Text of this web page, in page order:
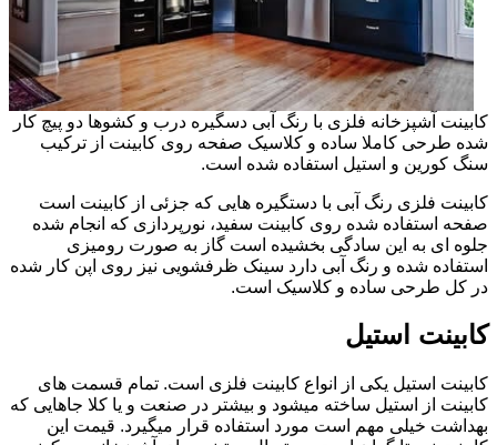
کابینت آشپزخانه فلزی با رنگ آبی دسگیره درب و کشوها دو پیچ کار
شده طرحی کاملا ساده و کلاسیک صفحه روی کابینت از ترکیب
سنگ کورین و استیل استفاده شده است.
کابینت فلزی رنگ آبی با دستگیره هایی که جزئی از کابینت است
صفحه استفاده شده روی کابینت سفید، نورپردازی که انجام شده
جلوه ای به این سادگی بخشیده است گاز به صورت رومیزی
استفاده شده و رنگ آبی دارد سینک ظرفشویی نیز روی اپن کار شده
در کل طرحی ساده و کلاسیک است.
کابینت استیل
کابینت استیل یکی از انواع کابینت فلزی است. تمام قسمت های
کابینت از استیل ساخته میشود و بیشتر در صنعت و یا کلا جاهایی که
بهداشت خیلی مهم است مورد استفاده قرار میگیرد. قیمت این